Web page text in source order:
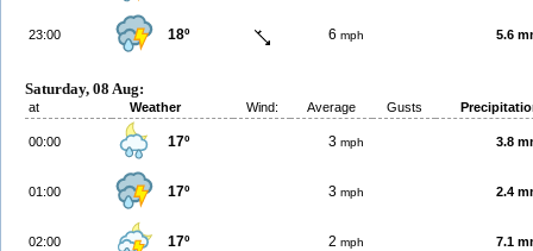
23:00 18º 6 mph 5.6
Saturday, 08 Aug:
at Weather Wind: Average Gusts
00:00 17º 3 mph 3.8
01:00 17º 3 mph 2.4
02:00 17º 2 mph 7.1